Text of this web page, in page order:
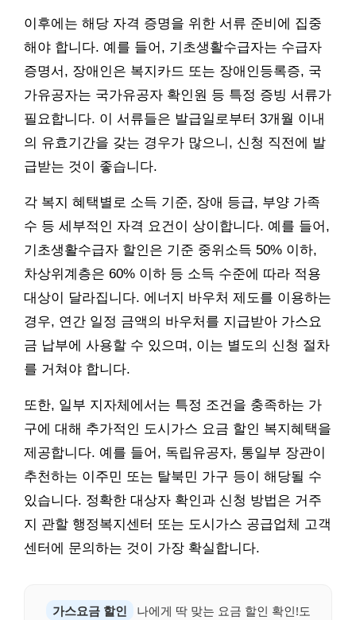
이후에는 해당 자격 증명을 위한 서류 준비에 집중
해야 합니다. 예를 들어, 기초생활수급자는 수급자
증명서, 장애인은 복지카드 또는 장애인등록증, 국
가유공자는 국가유공자 확인원 등 특정 증빙 서류가
필요합니다. 이 서류들은 발급일로부터 3개월 이내
의 유효기간을 갖는 경우가 많으니, 신청 직전에 발
급받는 것이 좋습니다.
각 복지 혜택별로 소득 기준, 장애 등급, 부양 가족
수 등 세부적인 자격 요건이 상이합니다. 예를 들어,
기초생활수급자 할인은 기준 중위소득 50% 이하,
차상위계층은 60% 이하 등 소득 수준에 따라 적용
대상이 달라집니다. 에너지 바우처 제도를 이용하는
경우, 연간 일정 금액의 바우처를 지급받아 가스요
금 납부에 사용할 수 있으며, 이는 별도의 신청 절차
를 거쳐야 합니다.
또한, 일부 지자체에서는 특정 조건을 충족하는 가
구에 대해 추가적인 도시가스 요금 할인 복지혜택을
제공합니다. 예를 들어, 독립유공자, 통일부 장관이
추천하는 이주민 또는 탈북민 가구 등이 해당될 수
있습니다. 정확한 대상자 확인과 신청 방법은 거주
지 관할 행정복지센터 또는 도시가스 공급업체 고객
센터에 문의하는 것이 가장 확실합니다.
가스요금 할인
나에게 딱 맞는 요금 할인 확인!도